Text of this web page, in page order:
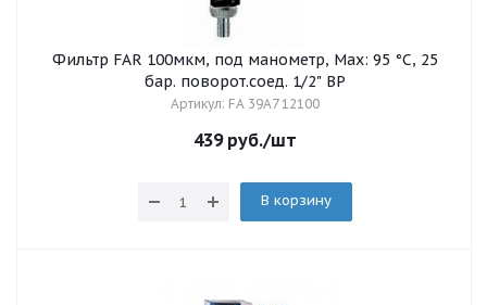
Фильтр FAR 100мкм, под манометр, Max: 95 °C, 25
бар. поворот.соед. 1/2" ВР
Артикул: FA 39A7 12100
439руб./шт
В корзину